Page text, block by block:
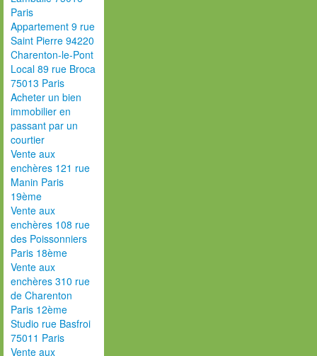
Paris
Appartement 9 rue
Saint Pierre 94220
Charenton-le-Pont
Local 89 rue Broca
75013 Paris
Acheter un bien
immobilier en
passant par un
courtier
Vente aux
enchères 121 rue
Manin Paris
19ème
Vente aux
enchères 108 rue
des Poissonniers
Paris 18ème
Vente aux
enchères 310 rue
de Charenton
Paris 12ème
Studio rue Basfroi
75011 Paris
Vente aux